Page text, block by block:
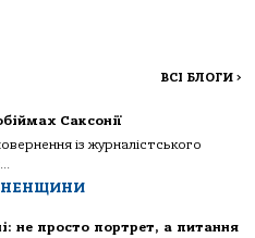
ВСІ БЛОГИ >
Саксонії
із журналістського
не просто портрет, а питання